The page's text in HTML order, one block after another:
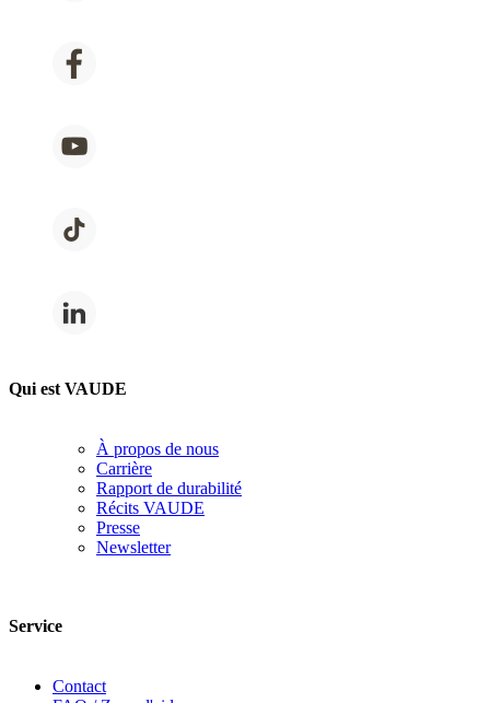
Qui est VAUDE
À propos de nous
Carrière
Rapport de durabilité
Récits VAUDE
Presse
Newsletter
Service
Contact